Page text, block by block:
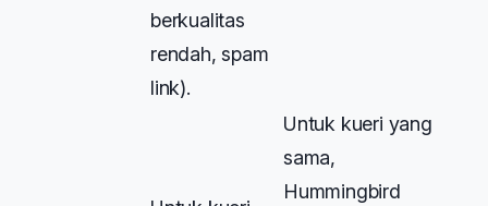
berkualitas
rendah, spam
link).
Untuk kueri yang
sama,
Hummingbird